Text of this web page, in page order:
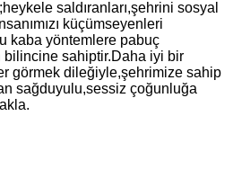
saldıranları,şehrini sosyal
küçümseyenleri
kaba yöntemlere pabuç
bilincine sahiptir.Daha iyi bir
görmek dileğiyle,şehrimize sahip
sağduyulu,sessiz çoğunluğa